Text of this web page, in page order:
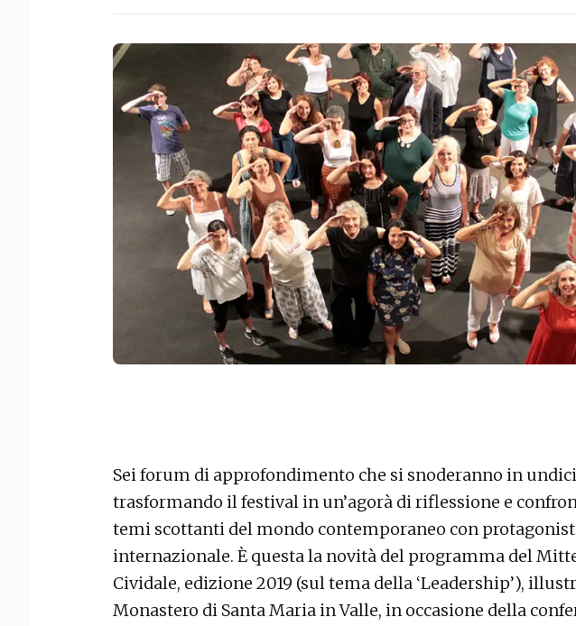
Sei forum di approfondimento che si snoderanno in
trasformando il festival in un’agorà di riflessione e
temi scottanti del mondo contemporaneo con
internazionale. È questa la novità del programma del
Cividale, edizione 2019 (sul tema della ‘Leadership’),
Monastero di Santa Maria in Valle, in occasione della